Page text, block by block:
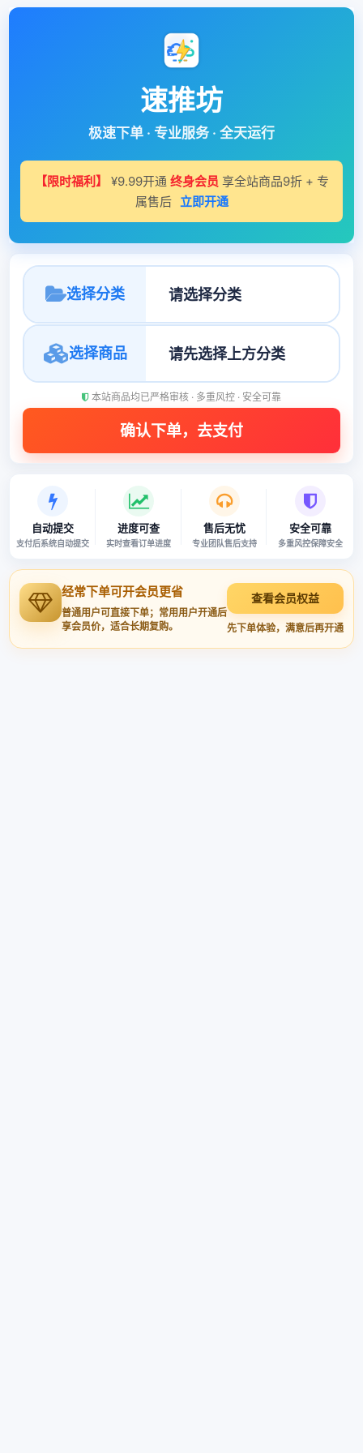
速推坊
极速下单 · 专业服务 · 全天运行
【限时福利】 ¥9.99开通 终身会员 享全站商品9折 + 专
属售后 立即开通
选择分类
选择商品
本站商品均已严格审核 · 多重风控 · 安全可靠
自动提交
支付后系统自动提交
进度可查
实时查看订单进度
售后无忧
专业团队售后支持
安全可靠
多重风控保障安全
经常下单可开会员更省
普通用户可直接下单；常用用户开通后
享会员价，适合长期复购。
查看会员权益
先下单体验，满意后再开通